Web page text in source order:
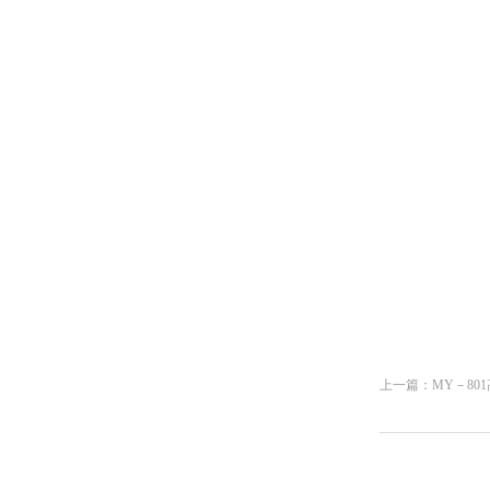
上一篇： MY－